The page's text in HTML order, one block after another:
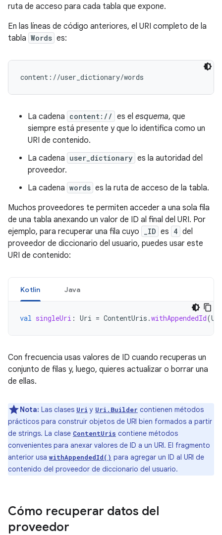
ruta de acceso para cada tabla que expone.
En las líneas de código anteriores, el URI completo de la
tabla Words es:
La cadena content:// es el esquema, que
siempre está presente y que lo identifica como un
URI de contenido.
La cadena user_dictionary es la autoridad del
proveedor.
La cadena words es la ruta de acceso de la tabla.
Muchos proveedores te permiten acceder a una sola fila
de una tabla anexando un valor de ID al final del URI. Por
ejemplo, para recuperar una fila cuyo
_ID es 4 del
proveedor de diccionario del usuario, puedes usar este
URI de contenido:
Kotlin Java
val singleUri : Uri = ContentUris .withAppendedId(
Con frecuencia usas valores de ID cuando recuperas un
conjunto de filas y, luego, quieres actualizar o borrar una
de ellas.
Nota: Las clases Uri y Uri.Builder contienen métodos
prácticos para construir objetos de URI bien formados a partir
de strings. La clase ContentUris contiene métodos
convenientes para anexar valores de ID a un URI. El fragmento
anterior usa withAppendedId() para agregar un ID al URI de
contenido del proveedor de diccionario del usuario.
Cómo recuperar datos del
proveedor